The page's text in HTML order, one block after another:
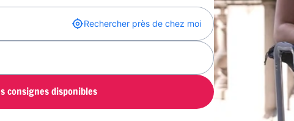
Rechercher près de chez moi
consignes disponibles